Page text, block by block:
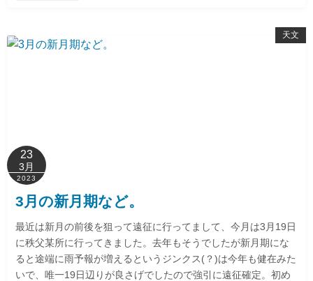
天文
23
3月
2023
3月の新月期など。
最近は新月の前後を狙って遠征に行ってまして、今月は3月19日
に秩父某所に行ってきました。去年もそうでしたが新月期にな
ると途端に雨予報が増えるというジンクス(？)は今年も健在みた
いで、唯一19日辺りが良さげでしたので強引に遠征確定。初め